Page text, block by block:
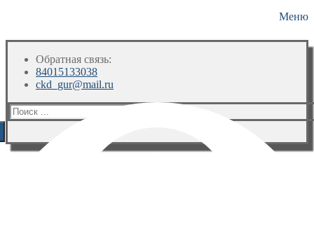
Меню
Обратная связь:
84015133038
ckd_gur@mail.ru
Искать: